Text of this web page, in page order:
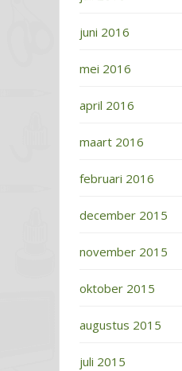
juni 2016
mei 2016
april 2016
maart 2016
februari 2016
december 2015
november 2015
oktober 2015
augustus 2015
juli 2015